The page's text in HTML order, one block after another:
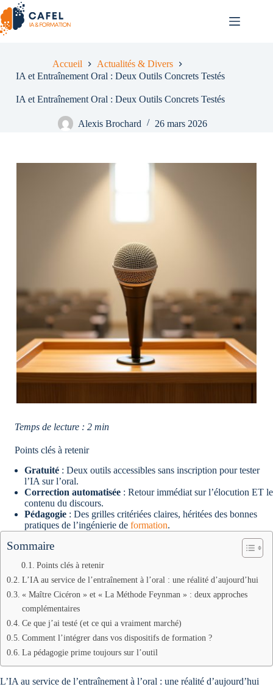
Passer
au
contenu
Accueil
Actualités & Divers
IA et Entraînement Oral : Deux Outils Concrets Testés
IA et Entraînement Oral : Deux Outils Concrets Testés
Alexis Brochard 26 mars 2026
Temps de lecture : 2 min
Points clés à retenir
Gratuité : Deux outils accessibles sans inscription pour tester
l’IA sur l’oral.
Correction automatisée : Retour immédiat sur l’élocution ET le
contenu du discours.
Pédagogie : Des grilles critériées claires, héritées des bonnes
pratiques de l’ingénierie de formation.
Sommaire
Points clés à retenir
L’IA au service de l’entraînement à l’oral : une réalité d’aujourd’hui
« Maître Cicéron » et « La Méthode Feynman » : deux approches
complémentaires
Ce que j’ai testé (et ce qui a vraiment marché)
Comment l’intégrer dans vos dispositifs de formation ?
La pédagogie prime toujours sur l’outil
L’IA au service de l’entraînement à l’oral : une réalité d’aujourd’hui